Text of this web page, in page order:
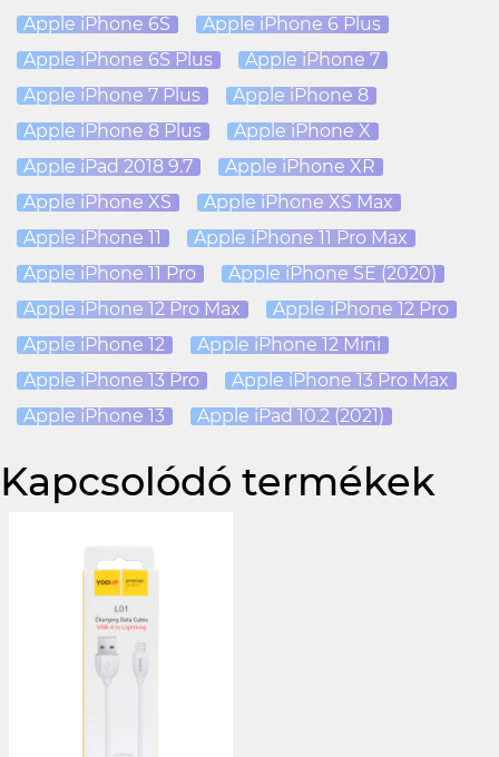
Apple iPhone 6S
Apple iPhone 6 Plus
Apple iPhone 6S Plus
Apple iPhone 7
Apple iPhone 7 Plus
Apple iPhone 8
Apple iPhone 8 Plus
Apple iPhone X
Apple iPad 2018 9.7
Apple iPhone XR
Apple iPhone XS
Apple iPhone XS Max
Apple iPhone 11
Apple iPhone 11 Pro Max
Apple iPhone 11 Pro
Apple iPhone SE (2020)
Apple iPhone 12 Pro Max
Apple iPhone 12 Pro
Apple iPhone 12
Apple iPhone 12 Mini
Apple iPhone 13 Pro
Apple iPhone 13 Pro Max
Apple iPhone 13
Apple iPad 10.2 (2021)
Kapcsolódó termékek